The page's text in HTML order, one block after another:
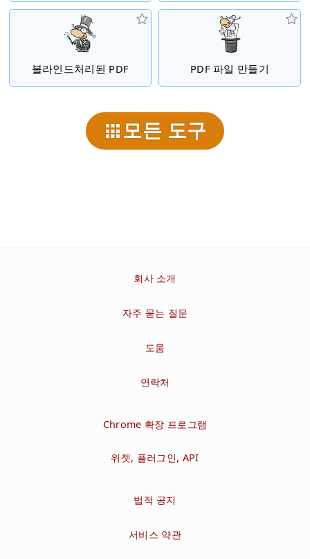
블라인드처리된 PDF PDF 파일 만들기
모든 도구
회사 소개
자주 묻는 질문
도움
연락처
Chrome 확장 프로그램
위젯, 플러그인, API
법적 공지
서비스 약관